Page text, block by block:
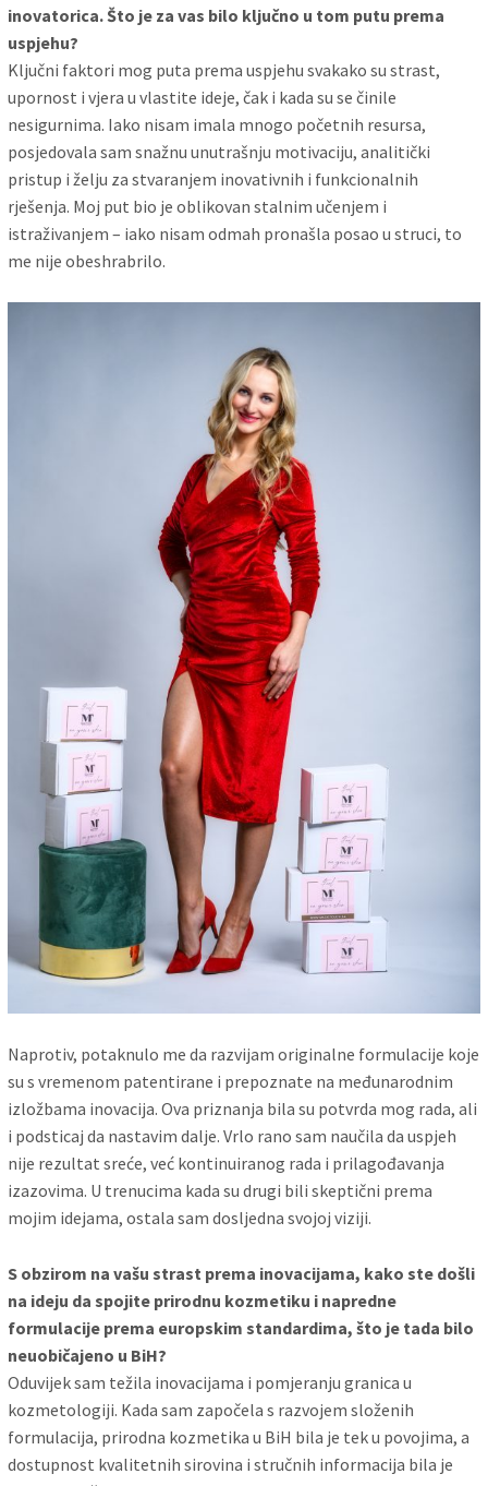
inovatorica. Što je za vas bilo ključno u tom putu prema
uspjehu?
Ključni faktori mog puta prema uspjehu svakako su strast,
upornost i vjera u vlastite ideje, čak i kada su se činile
nesigurnima. Iako nisam imala mnogo početnih resursa,
posjedovala sam snažnu unutrašnju motivaciju, analitički
pristup i želju za stvaranjem inovativnih i funkcionalnih
rješenja. Moj put bio je oblikovan stalnim učenjem i
istraživanjem – iako nisam odmah pronašla posao u struci, to
me nije obeshrabrilo.
Naprotiv, potaknulo me da razvijam originalne formulacije koje
su s vremenom patentirane i prepoznate na međunarodnim
izložbama inovacija. Ova priznanja bila su potvrda mog rada, ali
i podsticaj da nastavim dalje. Vrlo rano sam naučila da uspjeh
nije rezultat sreće, već kontinuiranog rada i prilagođavanja
izazovima. U trenucima kada su drugi bili skeptični prema
mojim idejama, ostala sam dosljedna svojoj viziji.
S obzirom na vašu strast prema inovacijama, kako ste došli
na ideju da spojite prirodnu kozmetiku i napredne
formulacije prema europskim standardima, što je tada bilo
neuobičajeno u BiH?
Oduvijek sam težila inovacijama i pomjeranju granica u
kozmetologiji. Kada sam započela s razvojem složenih
formulacija, prirodna kozmetika u BiH bila je tek u povojima, a
dostupnost kvalitetnih sirovina i stručnih informacija bila je